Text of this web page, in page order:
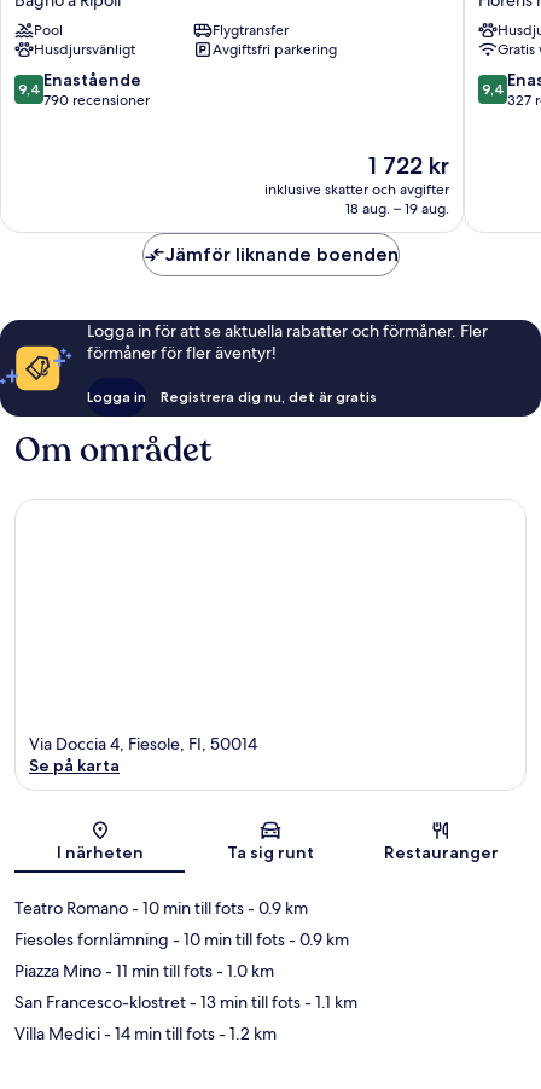
Firenze
Bagno
a
Ripoli
Pool
Flygtransfer
Husdjursvänligt
Avgiftsfri parkering
9.4
av
9,4 Enastående
790 recensioner
Priset
är
1 722 kr
1 722 kr
inklusive skatter och avgifter
18 aug. – 19 aug.
Florence
Florens
centrum
9.4
av
9,4
327
Jämför liknande boenden
Logga in för att se aktuella rabatter och förmåner. Fler
förmåner för fler äventyr!
Logga in Registrera dig nu, det är gratis
Om området
Karta
Via Doccia 4, Fiesole, FI, 50014
Se på karta
I närheten Ta sig runt Restauranger
Teatro Romano- 10 min till fots- 0.9 km
Fiesoles fornlämning - 10 min till fots- 0.9 km
Piazza Mino- 11 min till fots- 1.0 km
San Francesco-klostret- 13 min till fots- 1.1 km
Villa Medici- 14 min till fots- 1.2 km